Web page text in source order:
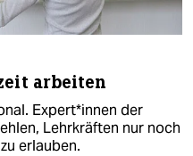
arbeiten
Ex­per­t*in­nen der
Lehrkräften nur noch
erlauben.